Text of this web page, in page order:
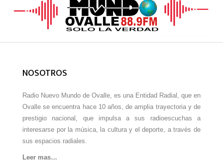
NOSOTROS
Radio Nuevo Mundo de Ovalle, es una Entidad Radial, que en
Ovalle se encuentra hace 10 años, de amplia trayectoria y de
prestigio nacional, que impulsa a sus radioescuchas a
interesarse por la música, la cultura y el deporte, a través de
sus espacios radiales.
Leer mas…